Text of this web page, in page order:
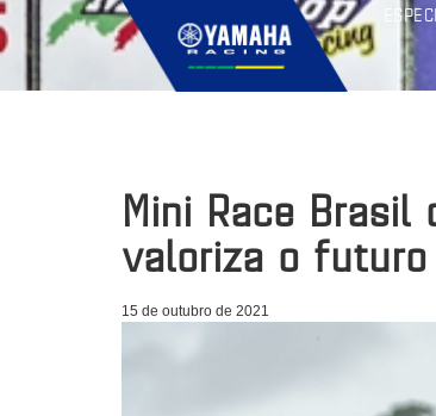
Mini Race
valoriza o
15 de outubro de 2021